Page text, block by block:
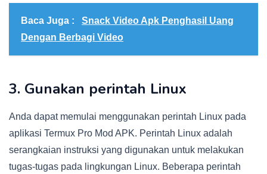
Baca Juga :
Snack Video Apk Penghasil Uang
Dengan Berbagi Video
3. Gunakan perintah Linux
Anda dapat memulai menggunakan perintah Linux pada
aplikasi Termux Pro Mod APK. Perintah Linux adalah
serangkaian instruksi yang digunakan untuk melakukan
tugas-tugas pada lingkungan Linux. Beberapa perintah